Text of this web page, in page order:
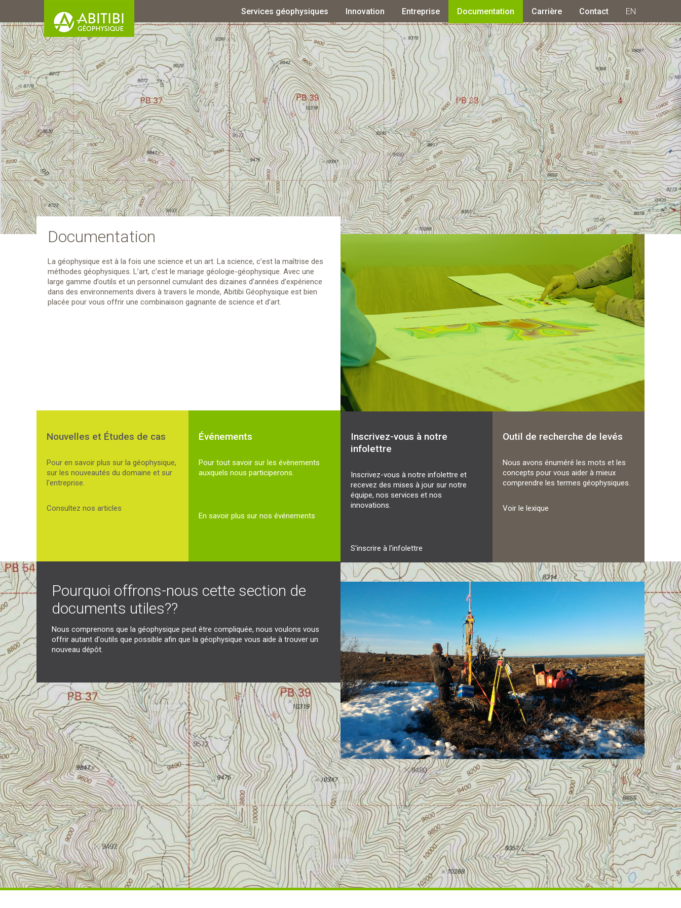
Services géophysiques Innovation Entreprise Documentation Carrière Contact EN
Documentation
La géophysique est à la fois une science et un art. La science, c’est la maîtrise des
méthodes géophysiques. L’art, c’est le mariage géologie-géophysique. Avec une
large gamme d’outils et un personnel cumulant des dizaines d’années d’expérience
dans des environnements divers à travers le monde, Abitibi Géophysique est bien
placée pour vous offrir une combinaison gagnante de science et d’art.
Nouvelles et Études de cas
Pour en savoir plus sur la géophysique,
sur les nouveautés du domaine et sur
l'entreprise.
Consultez nos articles
Événements
Pour tout savoir sur les évènements
auxquels nous participerons.
En savoir plus sur nos événements
Inscrivez-vous à notre
infolettre
Inscrivez-vous à notre infolettre et
recevez des mises à jour sur notre
équipe, nos services et nos
innovations.
S'inscrire à l'infolettre
Outil de recherche de levés
Nous avons énuméré les mots et les
concepts pour vous aider à mieux
comprendre les termes géophysiques.
Voir le lexique
Pourquoi offrons-nous cette section de
documents utiles??
Nous comprenons que la géophysique peut être compliquée, nous voulons vous
offrir autant d'outils que possible afin que la géophysique vous aide à trouver un
nouveau dépôt.